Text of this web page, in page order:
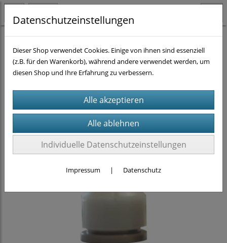
Datenschutzeinstellungen
Dieser Shop verwendet Cookies. Einige von ihnen sind essenziell
(z.B. für den Warenkorb), während andere verwendet werden, um
diesen Shop und Ihre Erfahrung zu verbessern.
Individuelle Datenschutzeinstellungen
Impressum | Datenschutz